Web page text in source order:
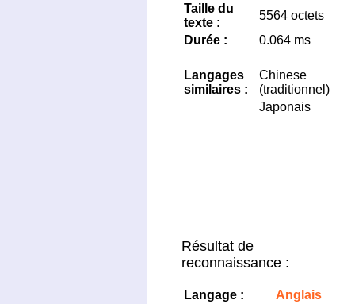
Taille du
texte :
5564 octets
Durée :
0.064 ms
Langages
similaires :
Chinese
(traditionnel)
Japonais
Résultat de
reconnaissance :
Langage :
Anglais